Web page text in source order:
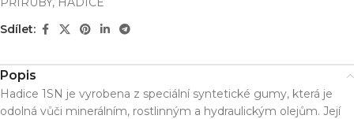
Sdílet:
Popis
Hadice 1SN je vyrobena z speciální syntetické gumy, která je
odolná vůči minerálním, rostlinným a hydraulickým olejům. Její